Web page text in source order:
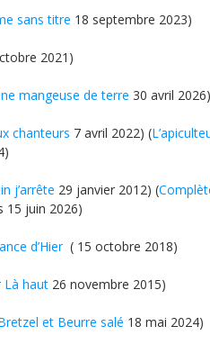
sans titre 18 septembre 2023)
2021)
mangeuse de terre 30 avril 2026)
chanteurs 7 avril 2022) (
j’arrête 29 janvier 2012) (
15 juin 2026)
d’Hier ( 15 octobre 2018)
Là haut 26 novembre 2015)
et Beurre salé 18 mai 2024)